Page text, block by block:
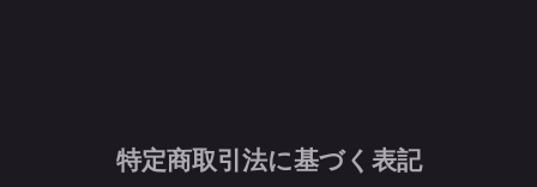
特定商取引法に基づく表記